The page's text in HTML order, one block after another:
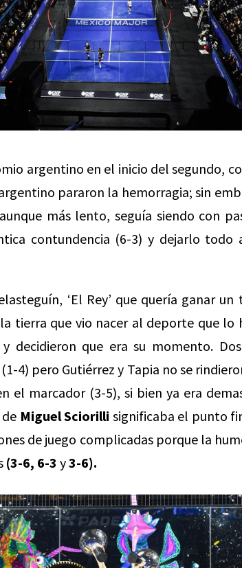
argentino en el inicio del segundo,
pararon la hemorragia; sin
más lento, seguía siendo con
contundencia (6-3) y dejarlo todo
‘El Rey’ que quería ganar
tierra que vio nacer al deporte que lo
decidieron que era su momento.
4) pero Gutiérrez y Tapia no se
el marcador (3-5), si bien ya era
Miguel Sciorilli significaba el punto
de juego complicadas porque la
(3-6, 6-3 y3-6).